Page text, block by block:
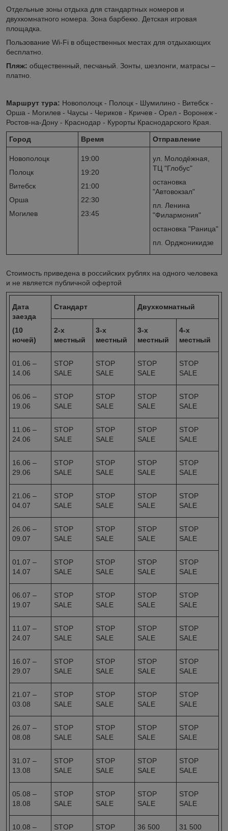
Отдельные зоны отдыха для стандартных номеров и
двухкомнатного номера. Зона барбекю. Детская игровая
площадка.
Пользование Wi-Fi в общественных местах для отдыхающих
бесплатно.
Пляж: общественный, песчаный. Зонты, шезлонги, матрасы –
платно.
Маршрут тура: Новополоцк - Полоцк - Шумилино - Витебск -
Орша - Могилев - Чаусы - Чериков - Кричев - Орел - Воронеж -
Ростов-на-Дону - Краснодар - Курорты Краснодарского Края.
Город Время Отправление
Новополоцк
Полоцк
Витебск
Орша
Могилев
19:00
19:20
21:00
22:30
23:45
ул. Молодёжная,
ТЦ "Глобус"
остановка
"Автовокзал"
пл. Ленина
"Филармония"
остановка "Раница"
пл. Орджоникидзе
Стоимость приведена в российских рублях на одного человека
и не является публичной офертой
Дата
заезда
(10
ночей)
Стандарт Двухкомнатный
2-х
местный
3-х
местный
3-х
местный
4-х
местный
01.06 –
14.06
STOP
SALE
STOP
SALE
STOP
SALE
STOP
SALE
06.06 –
19.06
STOP
SALE
STOP
SALE
STOP
SALE
STOP
SALE
11.06 –
24.06
STOP
SALE
STOP
SALE
STOP
SALE
STOP
SALE
16.06 –
29.06
STOP
SALE
STOP
SALE
STOP
SALE
STOP
SALE
21.06 –
04.07
STOP
SALE
STOP
SALE
STOP
SALE
STOP
SALE
26.06 –
09.07
STOP
SALE
STOP
SALE
STOP
SALE
STOP
SALE
01.07 –
14.07
STOP
SALE
STOP
SALE
STOP
SALE
STOP
SALE
06.07 –
19.07
STOP
SALE
STOP
SALE
STOP
SALE
STOP
SALE
11.07 –
24.07
STOP
SALE
STOP
SALE
STOP
SALE
STOP
SALE
16.07 –
29.07
STOP
SALE
STOP
SALE
STOP
SALE
STOP
SALE
21.07 –
03.08
STOP
SALE
STOP
SALE
STOP
SALE
STOP
SALE
26.07 –
08.08
STOP
SALE
STOP
SALE
STOP
SALE
STOP
SALE
31.07 –
13.08
STOP
SALE
STOP
SALE
STOP
SALE
STOP
SALE
05.08 –
18.08
STOP
SALE
STOP
SALE
STOP
SALE
STOP
SALE
10.08 – STOP STOP 36 500 31 500